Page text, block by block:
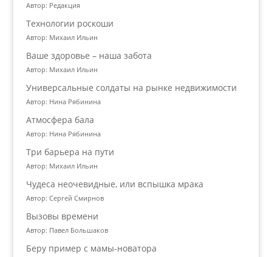
Автор: Редакция
Технологии роскоши
Автор: Михаил Ильин
Ваше здоровье – наша забота
Автор: Михаил Ильин
Универсальные солдаты на рынке недвижимости
Автор: Нина Рябинина
Атмосфера бала
Автор: Нина Рябинина
Три барьера на пути
Автор: Михаил Ильин
Чудеса неочевидные, или вспышка мрака
Автор: Сергей Смирнов
Вызовы времени
Автор: Павел Большаков
Беру пример с мамы-новатора